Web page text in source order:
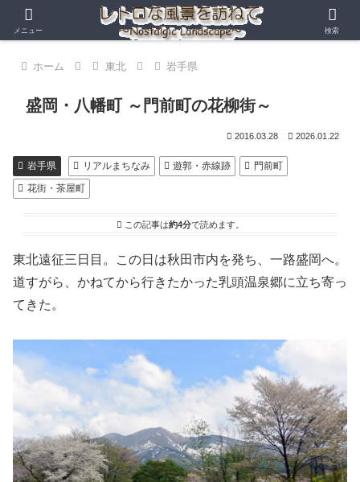
ホーム 東北 岩手県
盛岡・八幡町 ～門前町の花柳街～
2016.03.28 2026.01.22
岩手県 リアルまちなみ 遊郭・赤線跡
門前町
花街・茶屋町
この記事は約4分で読めます。
東北遠征三日目。この日は秋田市内を発ち、一路盛岡へ。
道すがら、かねてから行きたかった乳頭温泉郷に立ち寄っ
てきた。
メニュー 検索